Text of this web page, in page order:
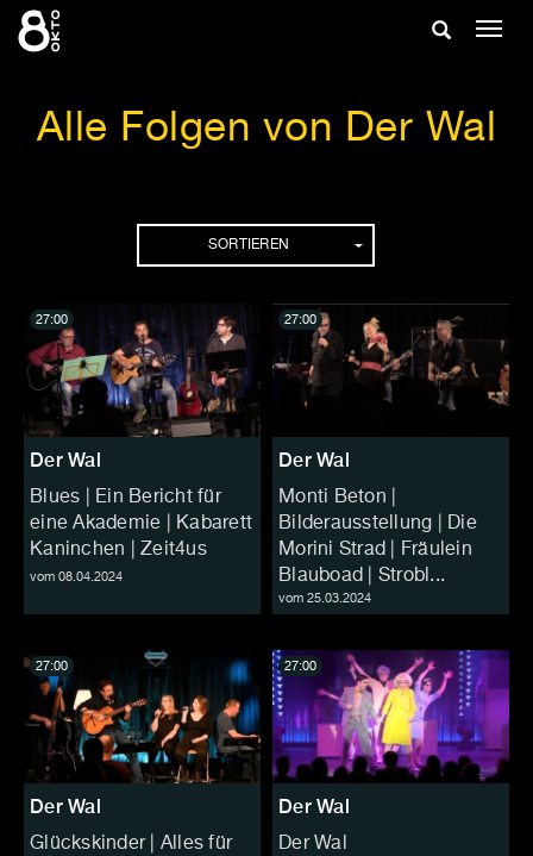
Zum
Inhalt
Suche
Alle Folgen von Der Wal
SORTIEREN
Der Wal
Blues | Ein Bericht für
eine Akademie | Kabarett
Kaninchen | Zeit4us
vom 08.04.2024
27:00
Der Wal
Monti Beton |
Bilderausstellung | Die
Morini Strad | Fräulein
Blauboad | Strobl...
vom 25.03.2024
27:00
Der Wal
Glückskinder | Alles für
27:00
Der Wal
Der Wal
27:00